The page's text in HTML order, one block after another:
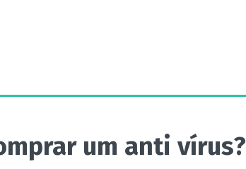
um anti vírus?